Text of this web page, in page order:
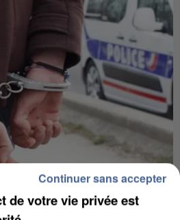
SUPPOSÉS DE LA DZ
de votre vie privée est
Continuer sans accepter